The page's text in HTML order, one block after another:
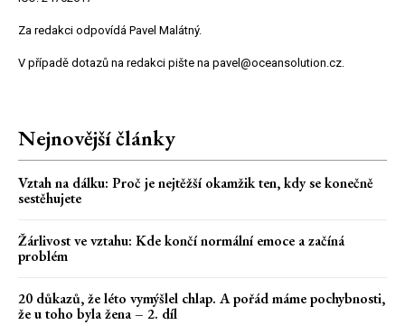
Za redakci odpovídá Pavel Malátný.
V případě dotazů na redakci pište na pavel@oceansolution.cz.
Nejnovější články
Vztah na dálku: Proč je nejtěžší okamžik ten, kdy se konečně
sestěhujete
Žárlivost ve vztahu: Kde končí normální emoce a začíná
problém
20 důkazů, že léto vymýšlel chlap. A pořád máme pochybnosti,
že u toho byla žena – 2. díl